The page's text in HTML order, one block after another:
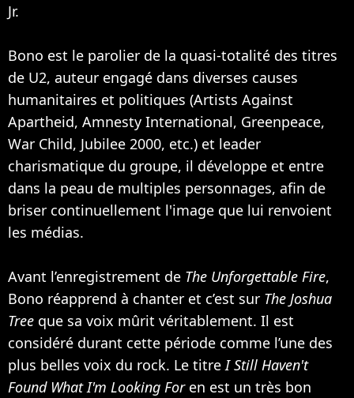
Jr.
Bono est le parolier de la quasi-totalité des titres
de U2, auteur engagé dans diverses causes
humanitaires et politiques (Artists Against
Apartheid, Amnesty International, Greenpeace,
War Child, Jubilee 2000, etc.) et leader
charismatique du groupe, il développe et entre
dans la peau de multiples personnages, afin de
briser continuellement l'image que lui renvoient
les médias.
Avant l’enregistrement de The Unforgettable Fire,
Bono réapprend à chanter et c’est sur The Joshua
Tree que sa voix mûrit véritablement. Il est
considéré durant cette période comme l’une des
plus belles voix du rock. Le titreI Still Haven't
Found What I'm Looking Foren est un très bon